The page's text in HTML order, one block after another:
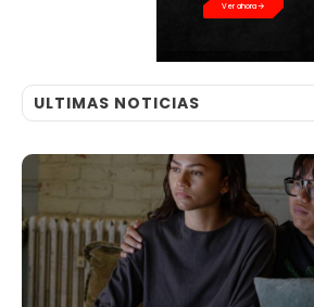
Ver ahora
ULTIMAS NOTICIAS